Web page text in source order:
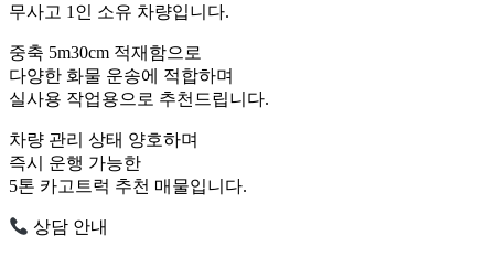
무사고 1인 소유 차량입니다.
중축 5m30cm 적재함으로
다양한 화물 운송에 적합하며
실사용 작업용으로 추천드립니다.
차량 관리 상태 양호하며
즉시 운행 가능한
5톤 카고트럭 추천 매물입니다.
상담 안내